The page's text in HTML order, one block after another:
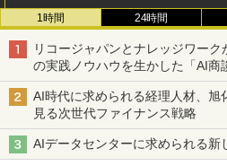
1時間 24時間
リコージャパンとナレッジワー
の実践ノウハウを生かした「AI商
AI時代に求められる経理人材、旭
見る次世代ファイナンス戦略
AIデータセンターに求められる新